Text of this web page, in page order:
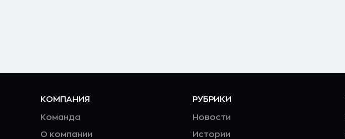
КОМПАНИЯ
Команда
О компании
РУБРИКИ
Новости
Истории